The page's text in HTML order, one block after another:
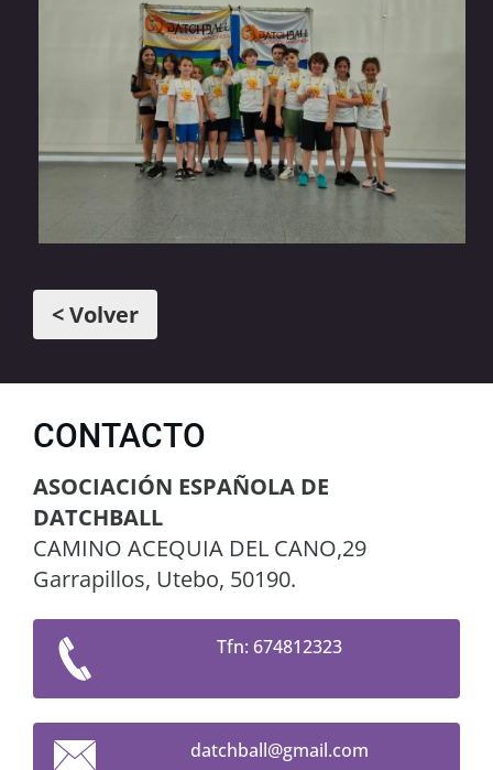
< Volver
CONTACTO
ASOCIACIÓN ESPAÑOLA DE
DATCHBALL
CAMINO ACEQUIA DEL CANO,29
Garrapillos, Utebo, 50190.
Tfn: 674812323
datchball@gmail.com